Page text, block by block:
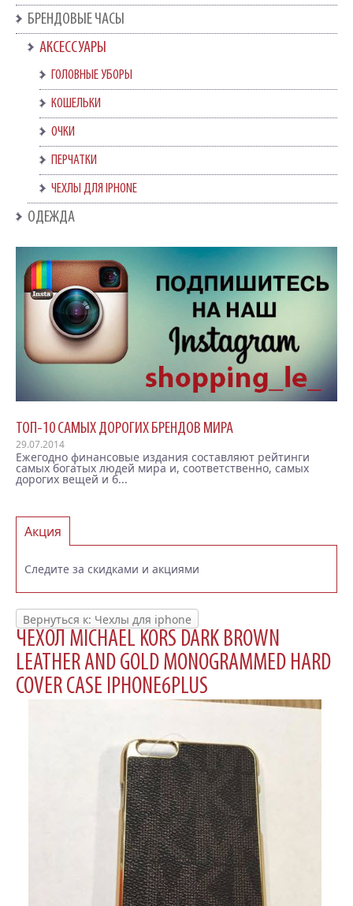
БРЕНДОВЫЕ ЧАСЫ
АКСЕССУАРЫ
ГОЛОВНЫЕ УБОРЫ
КОШЕЛЬКИ
ОЧКИ
ПЕРЧАТКИ
ЧЕХЛЫ ДЛЯ IPHONE
ОДЕЖДА
ТОП-10 САМЫХ ДОРОГИХ БРЕНДОВ МИРА
29.07.2014
Ежегодно финансовые издания составляют рейтинги
самых богатых людей мира и, соответственно, самых
дорогих вещей и б...
Акция
Следите за скидками и акциями
Вернуться к: Чехлы для iphone
ЧЕХОЛ MICHAEL KORS DARK BROWN
LEATHER AND GOLD MONOGRAMMED HARD
COVER CASE IPHONE6PLUS